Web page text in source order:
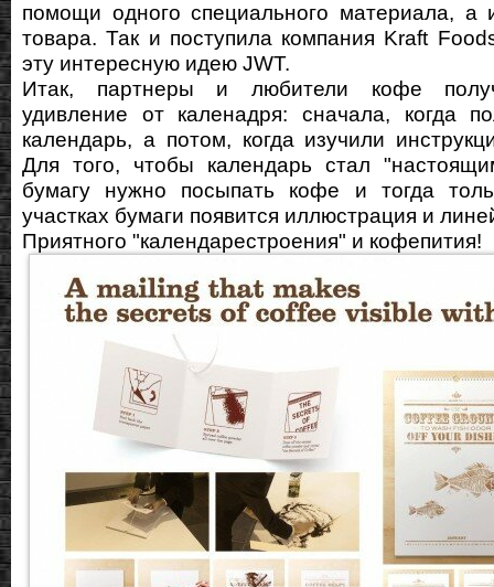
помощи одного специального материала, а
товара. Так и поступила компания Kraft
эту интересную идею JWT.
Итак, партнеры и любители кофе
удивление от каленадря: сначала, когда
календарь, а потом, когда изучили
Для того, чтобы календарь стал
бумагу нужно посыпать кофе и тогда
участках бумаги появится иллюстрация и
Приятного "календарестроения" и кофепития!